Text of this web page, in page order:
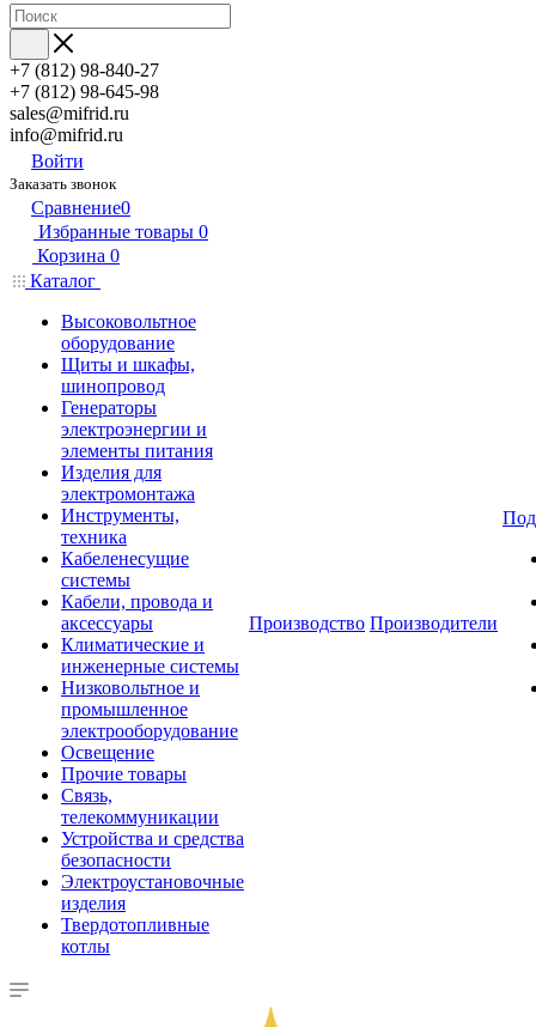
+7 (812) 98-840-27
+7 (812) 98-645-98
sales@mifrid.ru
info@mifrid.ru
Войти
Заказать звонок
Сравнение0
Избранные товары 0
Корзина 0
Каталог
Высоковольтное
оборудование
Щиты и шкафы,
шинопровод
Генераторы
электроэнергии и
элементы питания
Изделия для
электромонтажа
Инструменты,
техника
Кабеленесущие
системы
Кабели, провода и
аксессуары
Климатические и
инженерные системы
Низковольтное и
промышленное
электрооборудование
Освещение
Прочие товары
Связь,
телекоммуникации
Устройства и средства
безопасности
Электроустановочные
изделия
Твердотопливные
котлы
Производство Производители